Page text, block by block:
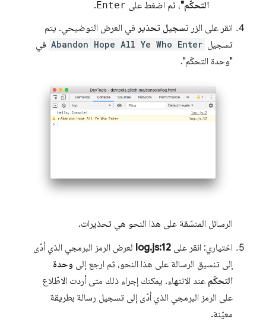
التحكّم"، ثم اضغط على Enter
.
انقر على الزر تسجيل تحذير في العرض التوضيحي. يتم
تسجيل Abandon Hope All Ye Who Enter في
"وحدة التحكّم".
الرسائل المنسّقة على هذا النحو هي تحذيرات.
اختياري: انقر على log.js:12 لعرض الرمز البرمجي الذي أدّى
إلى تنسيق الرسالة على هذا النحو، ثم ارجع إلى وحدة
التحكّم عند الانتهاء. يمكنك إجراء ذلك متى أردت الاطّلاع
على الرمز البرمجي الذي أدّى إلى تسجيل رسالة بطريقة
معيّنة.